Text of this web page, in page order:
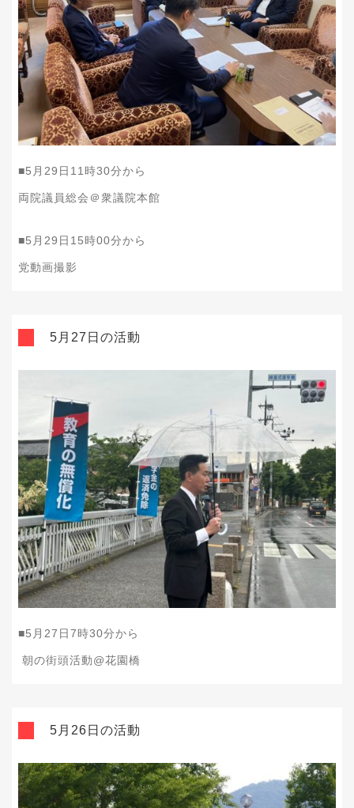
■5月29日11時30分から
両院議員総会＠衆議院本館
■5月29日15時00分から
党動画撮影
5月27日の活動
■5月27日7時30分から
朝の街頭活動@花園橋
5月26日の活動